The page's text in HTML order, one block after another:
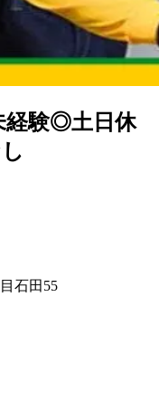
経験◎土日休
石田55